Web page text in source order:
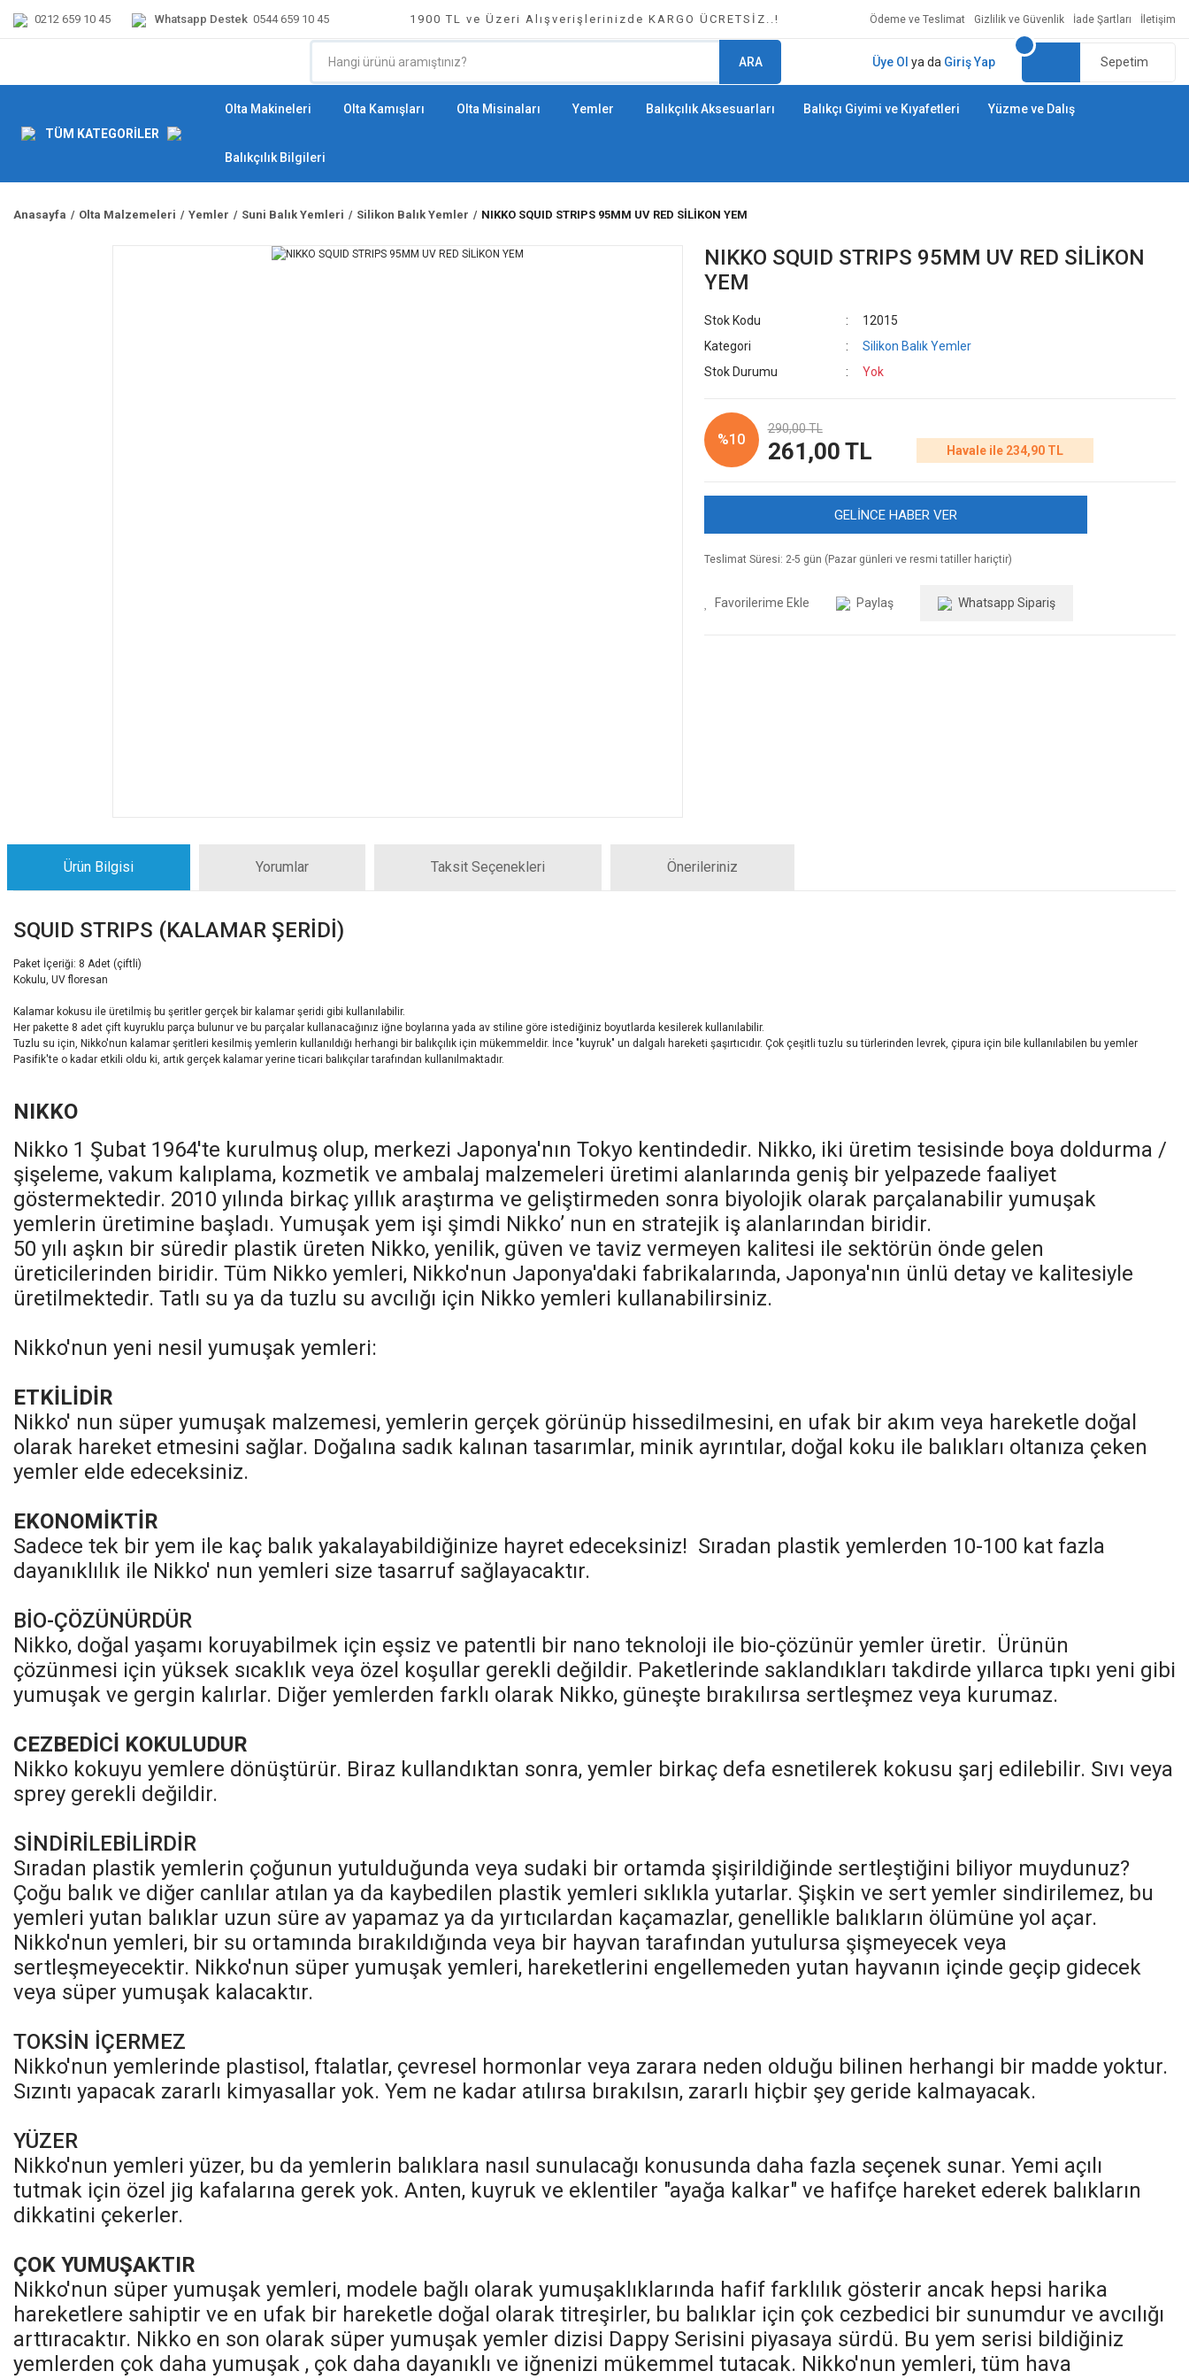
0212 659 10 45 Whatsapp Destek 0544 659 10 45 1900 TL ve Üzeri Alışverişlerinizde KARGO ÜCRETSİZ..! Ödeme ve Teslimat Gizlilik ve Güvenlik İade Şartları İletişim
ARA Üye Ol ya da Giriş Yap Sepetim
TÜM KATEGORİLER
Olta Makineleri Olta Kamışları Olta Misinaları Yemler Balıkçılık Aksesuarları Balıkçı Giyimi ve Kıyafetleri Yüzme ve Dalış
Balıkçılık Bilgileri
Anasayfa Olta Malzemeleri Yemler Suni Balık Yemleri Silikon Balık Yemler NIKKO SQUID STRIPS 95MM UV RED SİLİKON YEM
NIKKO SQUID STRIPS 95MM UV RED SİLİKON
YEM
Stok Kodu
12015
Kategori
Silikon Balık Yemler
Stok Durumu
Yok
%10
290,00 TL
261,00 TL Havale ile 234,90 TL
GELİNCE HABER VER
Teslimat Süresi: 2-5 gün (Pazar günleri ve resmi tatiller hariçtir)
Paylaş Whatsapp Sipariş
Ürün Bilgisi Yorumlar Taksit Seçenekleri Önerileriniz
SQUID STRIPS (KALAMAR ŞERİDİ)
Paket İçeriği: 8 Adet (çiftli)
Kokulu, UV floresan
Kalamar kokusu ile üretilmiş bu şeritler gerçek bir kalamar şeridi gibi kullanılabilir.
Her pakette 8 adet çift kuyruklu parça bulunur ve bu parçalar kullanacağınız iğne boylarına yada av stiline göre istediğiniz boyutlarda kesilerek kullanılabilir.
Tuzlu su için, Nikko'nun kalamar şeritleri kesilmiş yemlerin kullanıldığı herhangi bir balıkçılık için mükemmeldir. İnce "kuyruk" un dalgalı hareketi şaşırtıcıdır. Çok çeşitli tuzlu su türlerinden levrek, çipura için bile kullanılabilen bu yemler
Pasifik'te o kadar etkili oldu ki, artık gerçek kalamar yerine ticari balıkçılar tarafından kullanılmaktadır.
NIKKO
Nikko 1 Şubat 1964'te kurulmuş olup, merkezi Japonya'nın Tokyo kentindedir. Nikko, iki üretim tesisinde boya doldurma /
şişeleme, vakum kalıplama, kozmetik ve ambalaj malzemeleri üretimi alanlarında geniş bir yelpazede faaliyet
göstermektedir. 2010 yılında birkaç yıllık araştırma ve geliştirmeden sonra biyolojik olarak parçalanabilir yumuşak
yemlerin üretimine başladı. Yumuşak yem işi şimdi Nikko’ nun en stratejik iş alanlarından biridir.
50 yılı aşkın bir süredir plastik üreten Nikko, yenilik, güven ve taviz vermeyen kalitesi ile sektörün önde gelen
üreticilerinden biridir. Tüm Nikko yemleri, Nikko'nun Japonya'daki fabrikalarında, Japonya'nın ünlü detay ve kalitesiyle
üretilmektedir. Tatlı su ya da tuzlu su avcılığı için Nikko yemleri kullanabilirsiniz.
Nikko'nun yeni nesil yumuşak yemleri:
ETKİLİDİR
Nikko' nun süper yumuşak malzemesi, yemlerin gerçek görünüp hissedilmesini, en ufak bir akım veya hareketle doğal
olarak hareket etmesini sağlar. Doğalına sadık kalınan tasarımlar, minik ayrıntılar, doğal koku ile balıkları oltanıza çeken
yemler elde edeceksiniz.
EKONOMİKTİR
Sadece tek bir yem ile kaç balık yakalayabildiğinize hayret edeceksiniz! Sıradan plastik yemlerden 10-100 kat fazla
dayanıklılık ile Nikko' nun yemleri size tasarruf sağlayacaktır.
BİO-ÇÖZÜNÜRDÜR
Nikko, doğal yaşamı koruyabilmek için eşsiz ve patentli bir nano teknoloji ile bio-çözünür yemler üretir. Ürünün
çözünmesi için yüksek sıcaklık veya özel koşullar gerekli değildir. Paketlerinde saklandıkları takdirde yıllarca tıpkı yeni gibi
yumuşak ve gergin kalırlar. Diğer yemlerden farklı olarak Nikko, güneşte bırakılırsa sertleşmez veya kurumaz.
CEZBEDİCİ KOKULUDUR
Nikko kokuyu yemlere dönüştürür. Biraz kullandıktan sonra, yemler birkaç defa esnetilerek kokusu şarj edilebilir. Sıvı veya
sprey gerekli değildir.
SİNDİRİLEBİLİRDİR
Sıradan plastik yemlerin çoğunun yutulduğunda veya sudaki bir ortamda şişirildiğinde sertleştiğini biliyor muydunuz?
Çoğu balık ve diğer canlılar atılan ya da kaybedilen plastik yemleri sıklıkla yutarlar. Şişkin ve sert yemler sindirilemez, bu
yemleri yutan balıklar uzun süre av yapamaz ya da yırtıcılardan kaçamazlar, genellikle balıkların ölümüne yol açar.
Nikko'nun yemleri, bir su ortamında bırakıldığında veya bir hayvan tarafından yutulursa şişmeyecek veya
sertleşmeyecektir. Nikko'nun süper yumuşak yemleri, hareketlerini engellemeden yutan hayvanın içinde geçip gidecek
veya süper yumuşak kalacaktır.
TOKSİN İÇERMEZ
Nikko'nun yemlerinde plastisol, ftalatlar, çevresel hormonlar veya zarara neden olduğu bilinen herhangi bir madde yoktur.
Sızıntı yapacak zararlı kimyasallar yok. Yem ne kadar atılırsa bırakılsın, zararlı hiçbir şey geride kalmayacak.
YÜZER
Nikko'nun yemleri yüzer, bu da yemlerin balıklara nasıl sunulacağı konusunda daha fazla seçenek sunar. Yemi açılı
tutmak için özel jig kafalarına gerek yok. Anten, kuyruk ve eklentiler "ayağa kalkar" ve hafifçe hareket ederek balıkların
dikkatini çekerler.
ÇOK YUMUŞAKTIR
Nikko'nun süper yumuşak yemleri, modele bağlı olarak yumuşaklıklarında hafif farklılık gösterir ancak hepsi harika
hareketlere sahiptir ve en ufak bir hareketle doğal olarak titreşirler, bu balıklar için çok cezbedici bir sunumdur ve avcılığı
arttıracaktır. Nikko en son olarak süper yumuşak yemler dizisi Dappy Serisini piyasaya sürdü. Bu yem serisi bildiğiniz
yemlerden çok daha yumuşak , çok daha dayanıklı ve iğnenizi mükemmel tutacak. Nikko'nun yemleri, tüm hava